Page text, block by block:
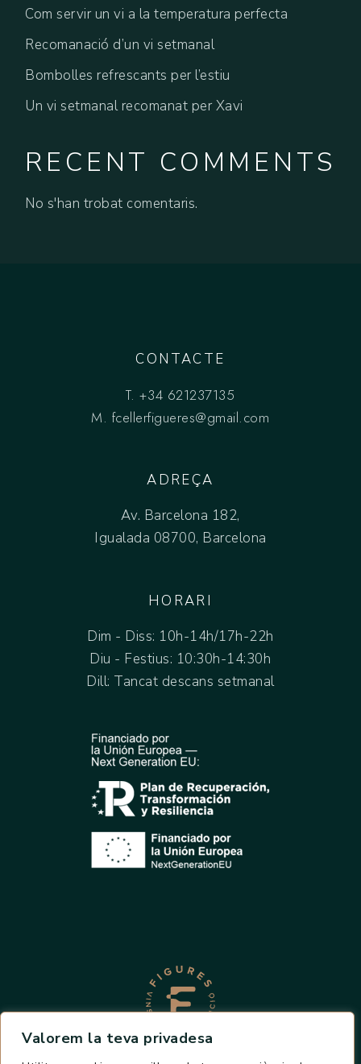
Valorem la teva privadesa
Com servir un vi a la temperatura perfecta
Recomanació d’un vi setmanal
Bombolles refrescants per l’estiu
Un vi setmanal recomanat per Xavi
RECENT COMMENTS
No s'han trobat comentaris.
CONTACTE
T. +34 621237135
M. fcellerfigueres@gmail.com
ADREÇA
Av. Barcelona 182,
Igualada 08700, Barcelona
HORARI
Dim - Diss: 10h-14h/17h-22h
Diu - Festius: 10:30h-14:30h
Dill: Tancat descans setmanal